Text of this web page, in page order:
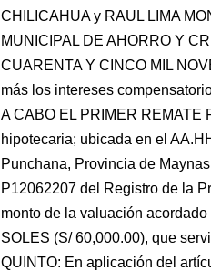
CHILICAHUA y RAUL LIMA
MUNICIPAL DE AHORRO Y
CUARENTA Y CINCO MIL
más los intereses
A CABO EL PRIMER REMATE
hipotecaria; ubicada en el
Punchana, Provincia de
P12062207 del Registro de la
monto de la valuación
SOLES (S/ 60,000.00), que
QUINTO: En aplicación del